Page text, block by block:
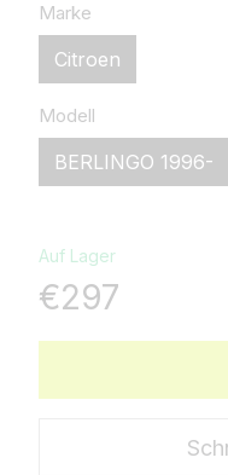
Marke
Citroen
Modell
BERLINGO 1996-
Auf Lager
€297